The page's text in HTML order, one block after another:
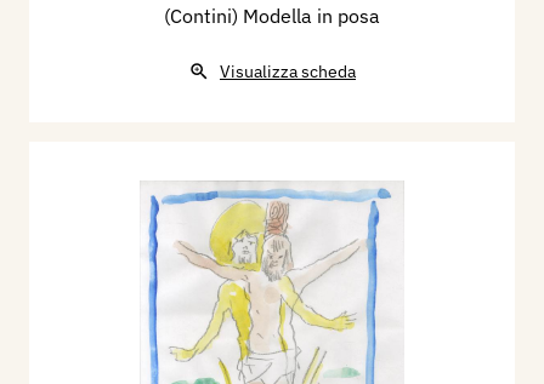
(Contini) Modella in posa
Visualizza scheda